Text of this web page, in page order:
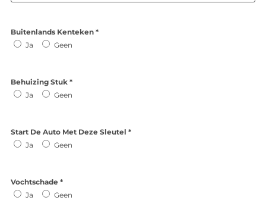
Buitenlands Kenteken *
Ja
Geen
Behuizing Stuk *
Ja
Geen
Start De Auto Met Deze Sleutel *
Ja
Geen
Vochtschade *
Ja
Geen